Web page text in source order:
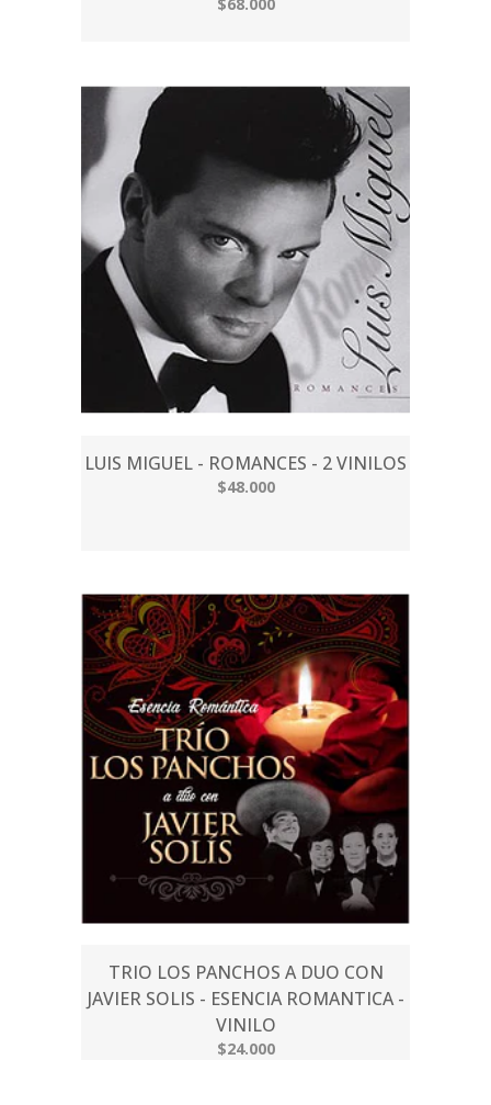
LUIS MIGUEL - ROMANCES - 2 VINILOS
$48.000
TRIO LOS PANCHOS A DUO CON
JAVIER SOLIS - ESENCIA ROMANTICA -
VINILO
$24.000